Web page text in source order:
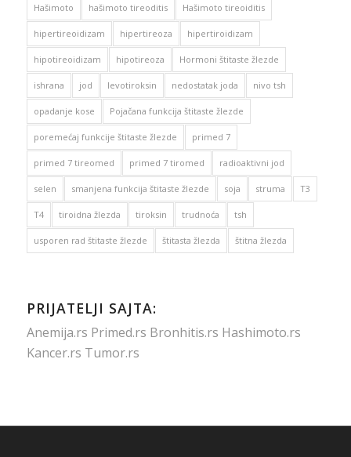
Hašimoto hašimoto tireoditis Hašimoto tireoiditis
hipertireoidizam hipertireoza hipertiroidizam
hipotireoidizam hipotireoza Hormoni štitaste žlezde
ishrana jod levotiroksin nedostatak joda nivo tsh
opadanje kose Pojačana funkcija štitaste žlezde
poremećaj funkcije štitaste žlezde primed 7
primed 7 tireomed primed 7 tiromed radioaktivni jod
selen smanjena funkcija štitaste žlezde soja struma T3
T4 tiroidna žlezda tiroksin trudnoća tsh
usporen rad štitaste žlezde štitasta žlezda štitna žlezda
PRIJATELJI SAJTA:
Anemija.rs Primed.rs Bronhitis.rs Hashimoto.rs
Kancer.rs Tumor.rs